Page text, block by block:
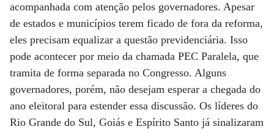
acompanhada com atenção pelos governadores. Apesar
de estados e municípios terem ficado de fora da reforma,
eles precisam equalizar a questão previdenciária. Isso
pode acontecer por meio da chamada PEC Paralela, que
tramita de forma separada no Congresso. Alguns
governadores, porém, não desejam esperar a chegada do
ano eleitoral para estender essa discussão. Os líderes do
Rio Grande do Sul, Goiás e Espírito Santo já sinalizaram